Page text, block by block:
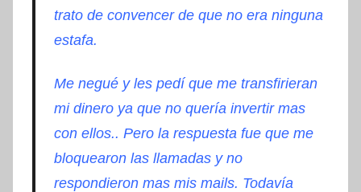
trato de convencer de que no era ninguna
estafa.
Me negué y les pedí que me transfirieran
mi dinero ya que no quería invertir mas
con ellos.. Pero la respuesta fue que me
bloquearon las llamadas y no
respondieron mas mis mails. Todavía